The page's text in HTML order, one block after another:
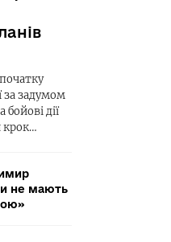
за задумом
дії
крок…
не мають